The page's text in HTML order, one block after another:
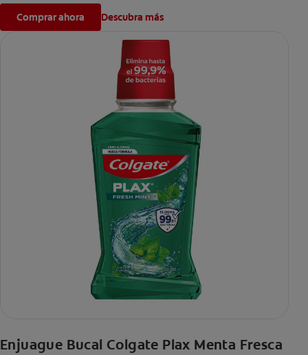
Comprar ahora Descubra más
Enjuague Bucal Colgate Plax Menta Fresca